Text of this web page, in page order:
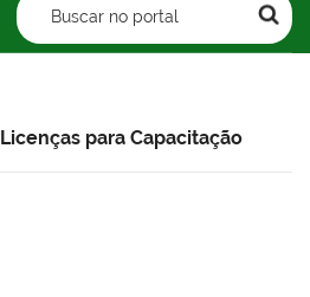
Buscar no portal
Licenças para Capacitação